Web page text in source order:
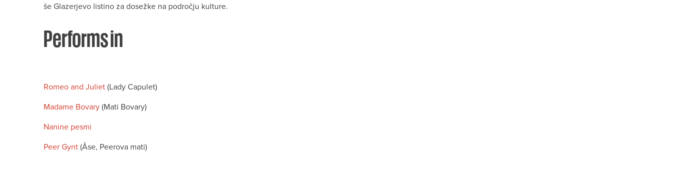
še Glazerjevo listino za dosežke na področju kulture.
Performs in
Romeo and Juliet (Lady Capulet)
Madame Bovary (Mati Bovary)
Nanine pesmi
Peer Gynt (Åse, Peerova mati)